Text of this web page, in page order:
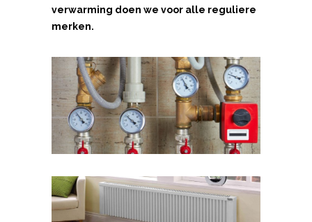
verwarming doen we voor alle reguliere
merken.